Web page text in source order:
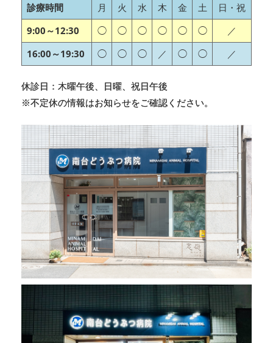
診療時間 月 火 水 木 金 土
日・祝
9:00～12:30
◯ ◯ ◯ ◯ ◯ ◯
／
16:00～19:30
◯ ◯ ◯ ／ ◯ ◯ ／
休診日：木曜午後、日曜、祝日午後
※不定休の情報はお知らせをご確認ください。